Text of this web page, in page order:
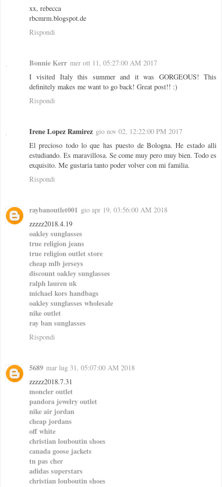
xx, rebecca
rbcmrm.blogspot.de
Rispondi
Bonnie Kerr mer ott 11, 05:27:00 AM 2017
I visited Italy this summer and it was GORGEOUS! This
definitely makes me want to go back! Great post!! :)
Rispondi
Irene Lopez Ramirez gio nov 02, 12:22:00 PM 2017
El precioso todo lo que has puesto de Bologna. He estado alli
estudiando. Es maravillosa. Se come muy pero muy bien. Todo es
exquisito. Me gustaria tanto poder volver con mi familia.
Rispondi
raybanoutlet001 gio apr 19, 03:56:00 AM 2018
zzzzz2018.4.19
oakley sunglasses
true religion jeans
true religion outlet store
cheap mlb jerseys
discount oakley sunglasses
ralph lauren uk
michael kors handbags
oakley sunglasses wholesale
nike outlet
ray ban sunglasses
Rispondi
5689 mar lug 31, 05:07:00 AM 2018
zzzzz2018.7.31
moncler outlet
pandora jewelry outlet
nike air jordan
cheap jordans
off white
christian louboutin shoes
canada goose jackets
tn pas cher
adidas superstars
christian louboutin shoes